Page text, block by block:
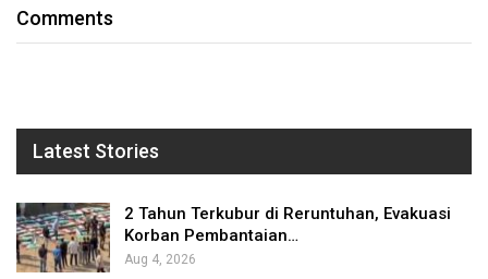
Comments
Latest Stories
2 Tahun Terkubur di Reruntuhan, Evakuasi
Korban Pembantaian…
Aug 4, 2026